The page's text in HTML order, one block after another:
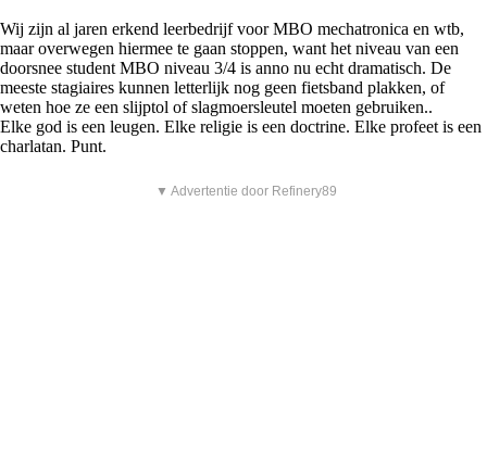
Wij zijn al jaren erkend leerbedrijf voor MBO mechatronica en wtb,
maar overwegen hiermee te gaan stoppen, want het niveau van een
doorsnee student MBO niveau 3/4 is anno nu echt dramatisch. De
meeste stagiaires kunnen letterlijk nog geen fietsband plakken, of
weten hoe ze een slijptol of slagmoersleutel moeten gebruiken..
Elke god is een leugen. Elke religie is een doctrine. Elke profeet is een
charlatan. Punt.
▼ Advertentie door Refinery89